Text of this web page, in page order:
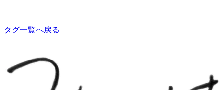
タグ一覧へ戻る